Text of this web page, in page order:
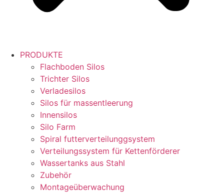
PRODUKTE
Flachboden Silos
Trichter Silos
Verladesilos
Silos für massentleerung
Innensilos
Silo Farm
Spiral futterverteilunggsystem
Verteilungssystem für Kettenförderer
Wassertanks aus Stahl
Zubehör
Montageüberwachung